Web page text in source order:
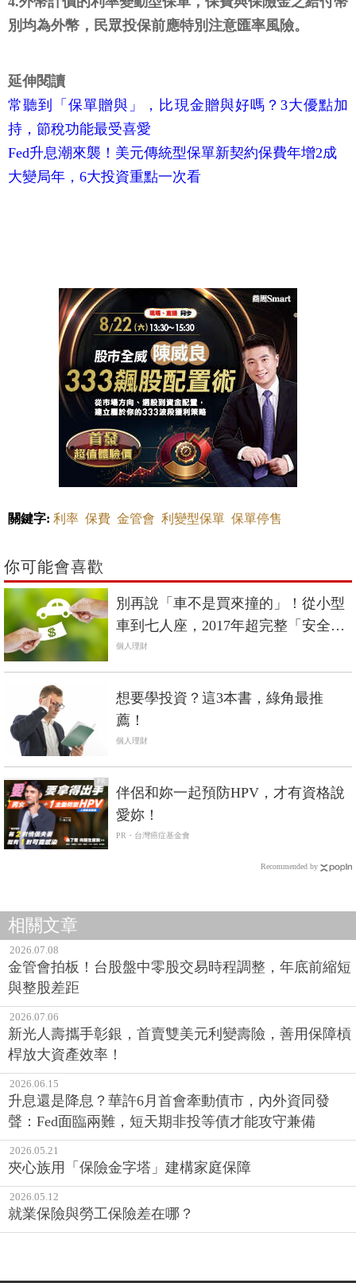
別均為外幣，民眾投保前應特別注意匯率風險。
延伸閱讀
常聽到「保單贈與」，比現金贈與好嗎？3大優點加
持，節稅功能最受喜愛
Fed升息潮來襲！美元傳統型保單新契約保費年增2成
大變局年，6大投資重點一次看
關鍵字: 利率 保費 金管會 利變型保單 保單停售
你可能會喜歡
別再說「車不是買來撞的」！從小型
車到七人座，2017年超完整「安全先
決」購車指南
個人理財
想要學投資？這3本書，綠角最推
薦！
個人理財
PR
伴侶和妳一起預防HPV，才有資格說
愛妳！
PR・台灣癌症基金會
Recommended by
相關文章
2026.07.08
金管會拍板！台股盤中零股交易時程調整，年底前縮短
與整股差距
2026.07.06
新光人壽攜手彰銀，首賣雙美元利變壽險，善用保障槓
桿放大資產效率！
2026.06.15
升息還是降息？華許6月首會牽動債市，內外資同發
聲：Fed面臨兩難，短天期非投等債才能攻守兼備
2026.05.21
夾心族用「保險金字塔」建構家庭保障
2026.05.12
就業保險與勞工保險差在哪？